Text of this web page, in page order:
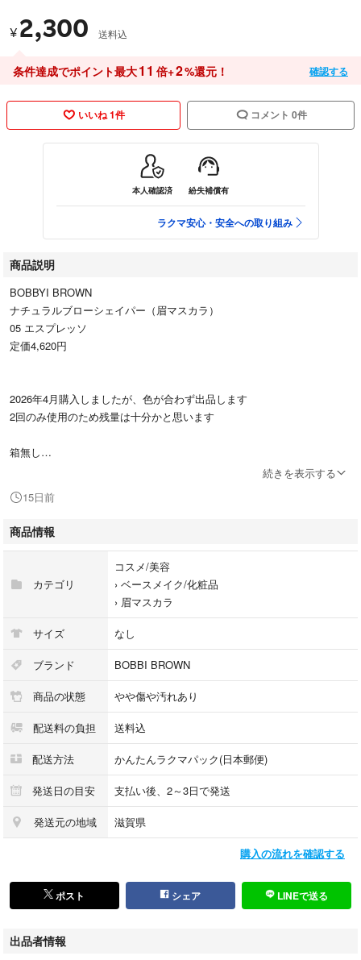
¥ 2,300 送料込
条件達成でポイント最大11 倍+2%還元！ 確認する
いいね 1件 コメント 0件
本人確認済 紛失補償有
ラクマ安心・安全への取り組み
商品説明
BOBBYI BROWN
ナチュラルブローシェイパー（眉マスカラ）
05 エスプレッソ
定価4,620円
2026年4月購入しましたが、色が合わず出品します
2回のみ使用のため残量は十分かと思います
箱無し
#ボビイブラウン
続きを表示する
15日前
商品情報
カテゴリ
コスメ/美容
› ベースメイク/化粧品
› 眉マスカラ
サイズ なし
ブランド BOBBI BROWN
商品の状態 やや傷や汚れあり
配送料の負担 送料込
配送方法 かんたんラクマパック(日本郵便)
発送日の目安 支払い後、2～3日で発送
発送元の地域 滋賀県
購入の流れを確認する
ポスト シェア LINEで送る
出品者情報